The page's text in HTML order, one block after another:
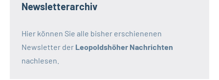
Newsletterarchiv
Hier können Sie alle bisher erschienenen
Newsletter der Leopoldshöher Nachrichten
nachlesen.